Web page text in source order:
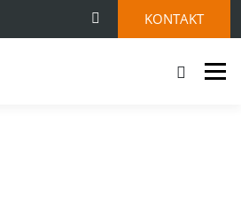
KONTAKT
Menü